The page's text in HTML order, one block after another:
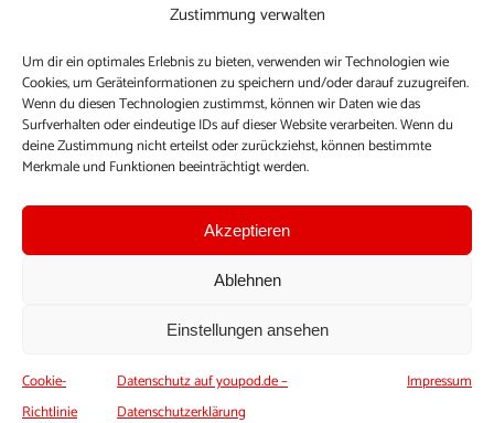
Zustimmung verwalten
Um dir ein optimales Erlebnis zu bieten, verwenden wir Technologien wie
Cookies, um Geräteinformationen zu speichern und/oder darauf zuzugreifen.
Wenn du diesen Technologien zustimmst, können wir Daten wie das
Surfverhalten oder eindeutige IDs auf dieser Website verarbeiten. Wenn du
deine Zustimmung nicht erteilst oder zurückziehst, können bestimmte
Merkmale und Funktionen beeinträchtigt werden.
Akzeptieren
Ablehnen
Einstellungen ansehen
Cookie-
Richtlinie
Datenschutz auf youpod.de –
Datenschutzerklärung
Impressum
Mach mit bei youpod.de!
youpod.de lebt von Menschen wie dir. Sammel
journalistische Erfahrung, teile deine Perspektive und
veröffentliche deine Beiträge auf youpod.de.Du musst
dich anmelden, um alle Funktionen nutzen zu können, ein
Profil anzulegen, eigene Beiträge hochzuladen und zu
Einloggen